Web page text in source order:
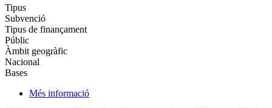
Tipus
Subvenció
Tipus de finançament
Públic
Àmbit geogràfic
Nacional
Bases
Més informació